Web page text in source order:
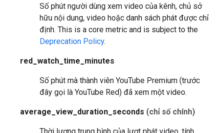
Số phút người dùng xem video của kênh, chủ sở
hữu nội dung, video hoặc danh sách phát được chỉ
định. This is a core metric and is subject to the
Deprecation Policy.
red_watch_time_minutes
Số phút mà thành viên YouTube Premium (trước
đây gọi là YouTube Red) đã xem một video.
average_view_duration_seconds (chỉ số chính)